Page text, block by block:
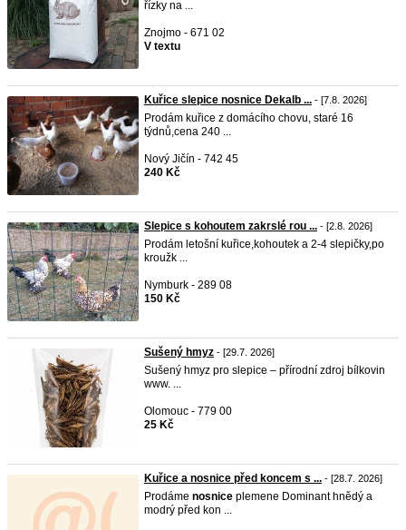
řízky na ...
Znojmo - 671 02
V textu
Kuřice slepice nosnice Dekalb ... - [7.8. 2026]
Prodám kuřice z domácího chovu, staré 16
týdnů,cena 240 ...
Nový Jičín - 742 45
240 Kč
Slepice s kohoutem zakrslé rou ... - [2.8. 2026]
Prodám letošní kuřice,kohoutek a 2-4 slepičky,po
kroužk ...
Nymburk - 289 08
150 Kč
Sušený hmyz - [29.7. 2026]
Sušený hmyz pro slepice – přírodní zdroj bílkovin
www. ...
Olomouc - 779 00
25 Kč
Kuřice a nosnice před koncem s ... - [28.7. 2026]
Prodáme nosnice plemene Dominant hnědý a
modrý před kon ...